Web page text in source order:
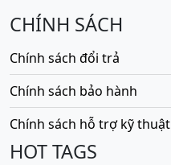
CHÍNH SÁCH
Chính sách đổi trả
Chính sách bảo hành
Chính sách hỗ trợ kỹ thuật
HOT TAGS